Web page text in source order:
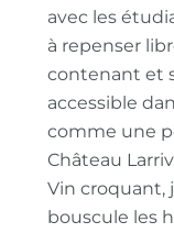
avec les
à repenser
contenant et
accessible
comme une
Château
Vin croquant,
bouscule les